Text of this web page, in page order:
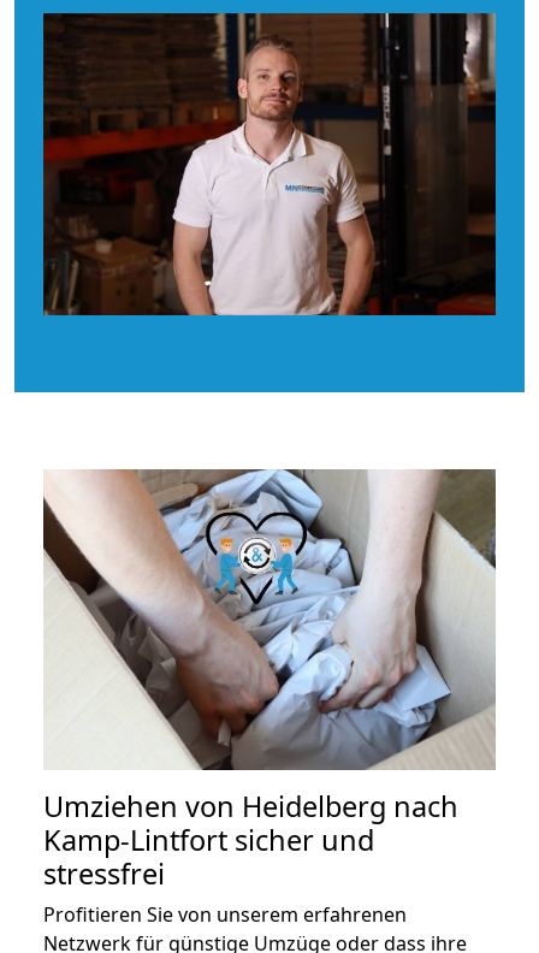
Umziehen von Heidelberg nach
Kamp-Lintfort sicher und
stressfrei
Profitieren Sie von unserem erfahrenen
Netzwerk für günstige Umzüge oder dass ihre